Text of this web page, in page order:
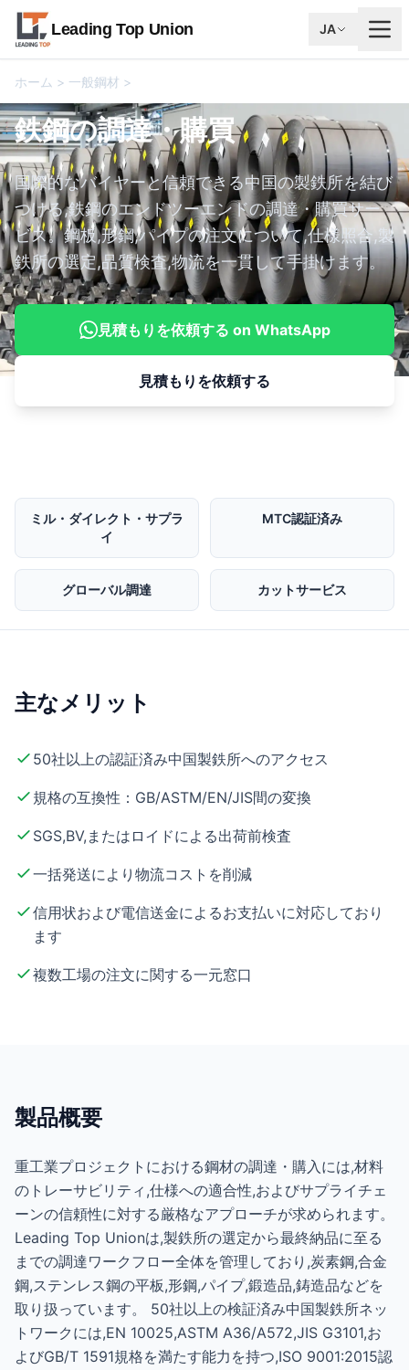
Leading Top Union JA
ホーム > 一般鋼材 >
鉄鋼の調達・購買
国際的なバイヤーと信頼できる中国の製鉄所を結び
つける,鉄鋼のエンドツーエンドの調達・購買サー
ビス。鋼板,形鋼,パイプの注文について,仕様照合,製
鉄所の選定,品質検査,物流を一貫して手掛けます。
見積もりを依頼する on WhatsApp
見積もりを依頼する
ミル・ダイレクト・サプラ
イ
MTC認証済み
グローバル調達 カットサービス
主なメリット
50社以上の認証済み中国製鉄所へのアクセス
規格の互換性：GB/ASTM/EN/JIS間の変換
SGS,BV,またはロイドによる出荷前検査
一括発送により物流コストを削減
信用状および電信送金によるお支払いに対応しており
ます
複数工場の注文に関する一元窓口
製品概要
重工業プロジェクトにおける鋼材の調達・購入には,材料
のトレーサビリティ,仕様への適合性,およびサプライチェ
ーンの信頼性に対する厳格なアプローチが求められます。
Leading Top Unionは,製鉄所の選定から最終納品に至る
までの調達ワークフロー全体を管理しており,炭素鋼,合金
鋼,ステンレス鋼の平板,形鋼,パイプ,鍛造品,鋳造品などを
取り扱っています。 50社以上の検証済み中国製鉄所ネッ
トワークには,EN 10025,ASTM A36/A572,JIS G3101,お
よびGB/T 1591規格を満たす能力を持つ,ISO 9001:2015認